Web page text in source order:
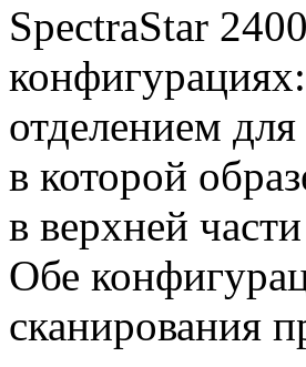
SpectraStar
отделением для
в которой
в верхней
Обе
сканирования